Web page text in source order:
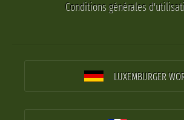
Conditions générales
LUXEMBURGER